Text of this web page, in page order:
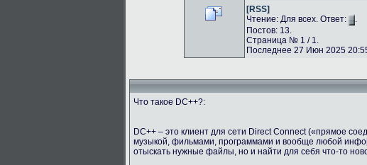
[RSS]
Чтение: Для всех. Ответ:
.
Постов: 13.
Страница № 1 / 1.
Последнее 27 Июн 2025
Что такое DC++?:
DC++ – это клиент для сети Direct Connect («прямое
музыкой, фильмами, программами и вообще любой
отыскать нужные файлы, но и найти для себя что-то